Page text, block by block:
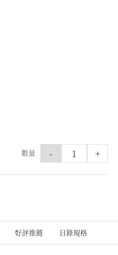
數量 +
-
好評推薦 目錄規格